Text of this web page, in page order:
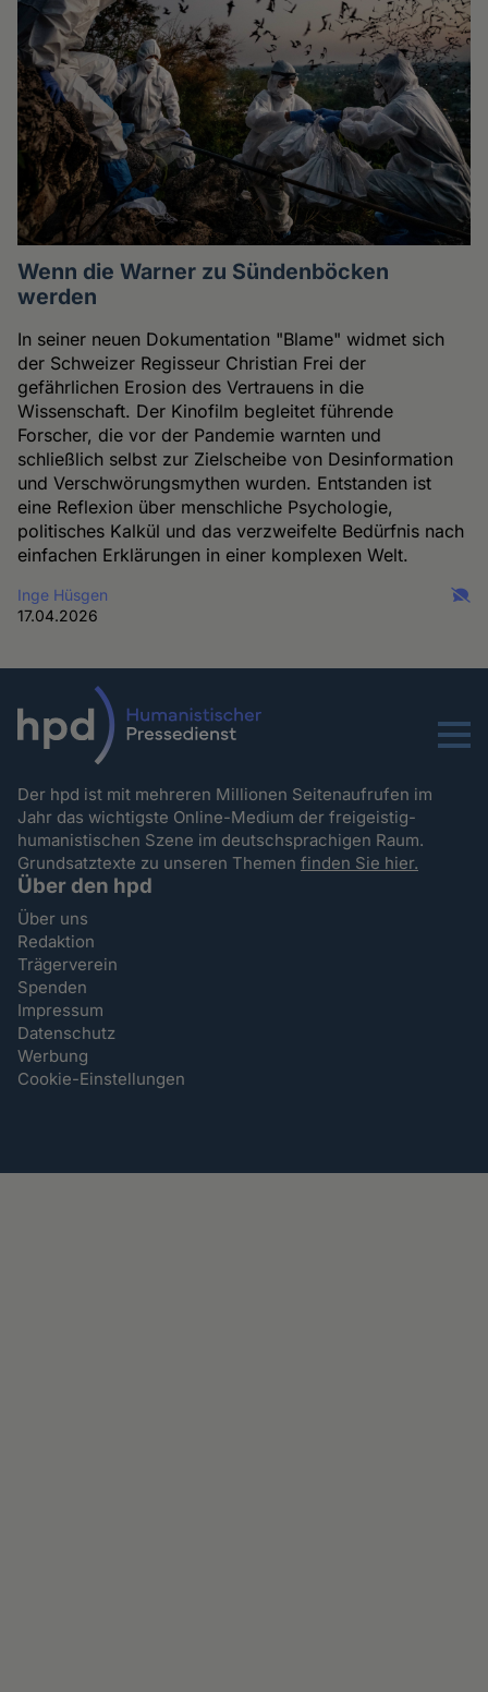
Wenn die Warner zu Sündenböcken
werden
In seiner neuen Dokumentation "Blame" widmet sich
der Schweizer Regisseur Christian Frei der
gefährlichen Erosion des Vertrauens in die
Wissenschaft. Der Kinofilm begleitet führende
Forscher, die vor der Pandemie warnten und
schließlich selbst zur Zielscheibe von Desinformation
und Verschwörungsmythen wurden. Entstanden ist
eine Reflexion über menschliche Psychologie,
politisches Kalkül und das verzweifelte Bedürfnis nach
einfachen Erklärungen in einer komplexen Welt.
Inge Hüsgen
17.04.2026
Menu
Der hpd ist mit mehreren Millionen Seitenaufrufen im
Jahr das wichtigste Online-Medium der freigeistig-
humanistischen Szene im deutschsprachigen Raum.
Grundsatztexte zu unseren Themenfinden Sie hier.
Über den hpd
Über uns
Redaktion
Trägerverein
Spenden
Impressum
Datenschutz
Werbung
Cookie-Einstellungen